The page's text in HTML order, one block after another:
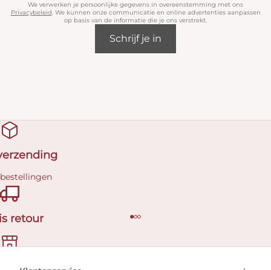
We verwerken je persoonlijke gegevens in overeenstemming met ons
Privacybeleid. We kunnen onze communicatie en online advertenties aanpassen
op basis van de informatie die je ons verstrekt.
Schrijf je in
retour